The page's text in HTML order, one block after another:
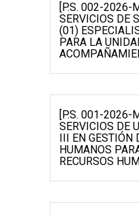
[P.S. 002-2026-
SERVICIOS DE
(01)
PARA LA
[P.S. 001-2026-
SERVICIOS DE
III EN GESTIÓN
HUMANOS
RECURSOS